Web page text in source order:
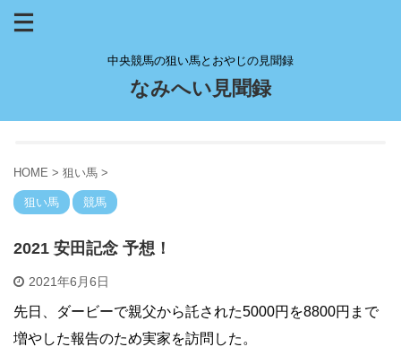
中央競馬の狙い馬とおやじの見聞録
なみへい見聞録
HOME > 狙い馬 >
狙い馬 競馬
2021 安田記念 予想！
2021年6月6日
先日、ダービーで親父から託された5000円を8800円まで
増やした報告のため実家を訪問した。